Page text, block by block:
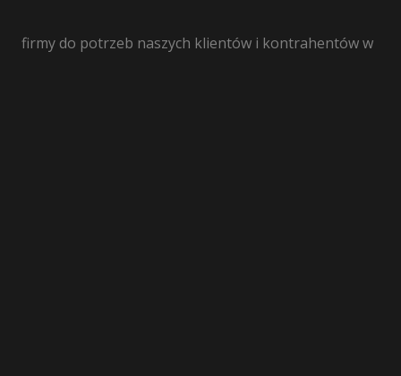
firmy do potrzeb naszych klientów i kontrahentów w